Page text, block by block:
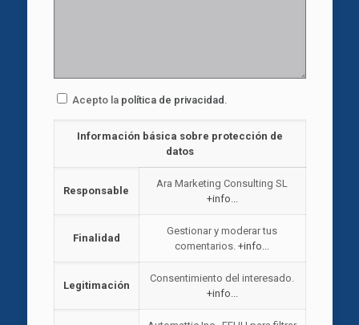
Acepto la política de privacidad
Información básica sobre protección de
datos
Responsable
Ara Marketing Consulting SL
+info...
Finalidad
Gestionar y moderar tus
comentarios. +info...
Legitimación
Consentimiento del interesado.
+info...